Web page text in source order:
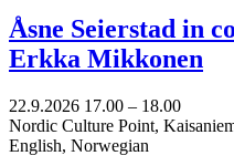
Åsne Seierstad in
Erkka Mikkonen
22.9.2026 17.00 – 18.00
Nordic Culture Point,
English, Norwegian